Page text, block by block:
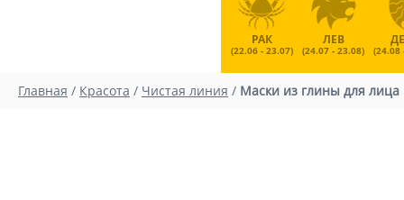
РАК
(22.06 - 23.07)
ЛЕВ
(24.07 - 23.08) (24.08
Главная / Красота / Чистая линия / Маски из глины для лица